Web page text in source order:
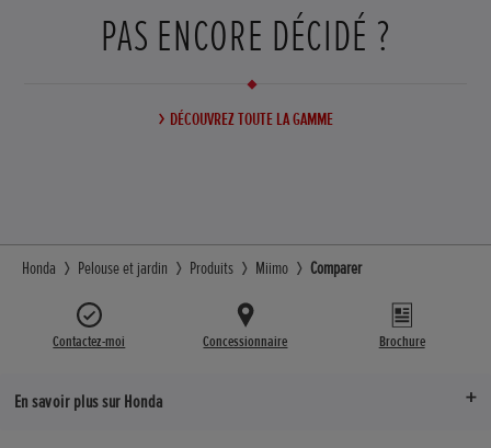
PAS ENCORE DÉCIDÉ ?
DÉCOUVREZ TOUTE LA GAMME
Honda Pelouse et jardin Produits Miimo Comparer
Contactez-moi Concessionnaire Brochure
En savoir plus sur Honda